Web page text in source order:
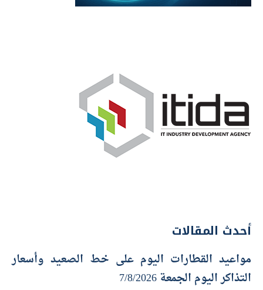
أحدث المقالات
مواعيد القطارات اليوم على خط الصعيد وأسعار
التذاكر اليوم الجمعة 7/8/2026